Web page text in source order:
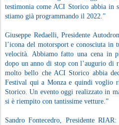
testimonia come ACI Storico abbia in
stiamo già programmando il 2022.”
Giuseppe Redaelli, Presidente
l’icona del motorsport e conosciuta
velocità. Abbiamo fatto una cena in
dopo un anno di stop con l’augurio di
molto bello che ACI Storico abbia
Festival qui a Monza e quindi voglio
Storico. Un evento oggi realizzato in
si è riempito con tantissime vetture.”
Sandro Fontecedro, Presidente